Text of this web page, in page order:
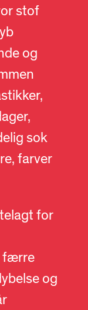
stof
og
sok
farver
for
færre
og